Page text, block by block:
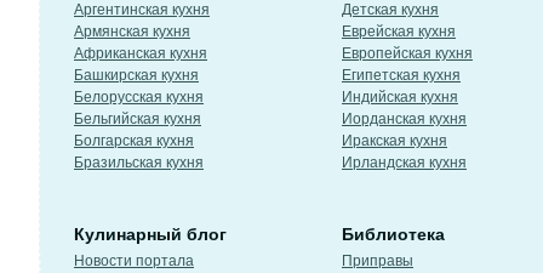
Аргентинская кухня
Армянская кухня
Африканская кухня
Башкирская кухня
Белорусская кухня
Бельгийская кухня
Болгарская кухня
Бразильская кухня
Детская кухня
Еврейская кухня
Европейская кухня
Египетская кухня
Индийская кухня
Иорданская кухня
Иракская кухня
Ирландская кухня
Кулинарный блог
Новости портала
Библиотека
Приправы